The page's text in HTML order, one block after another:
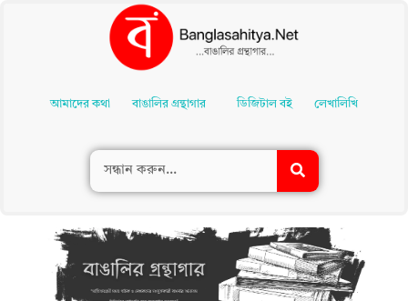
Contentআমাদের কথা বাঙালির গ্রন্থাগার ডিজিটাল বই লেখালিখি